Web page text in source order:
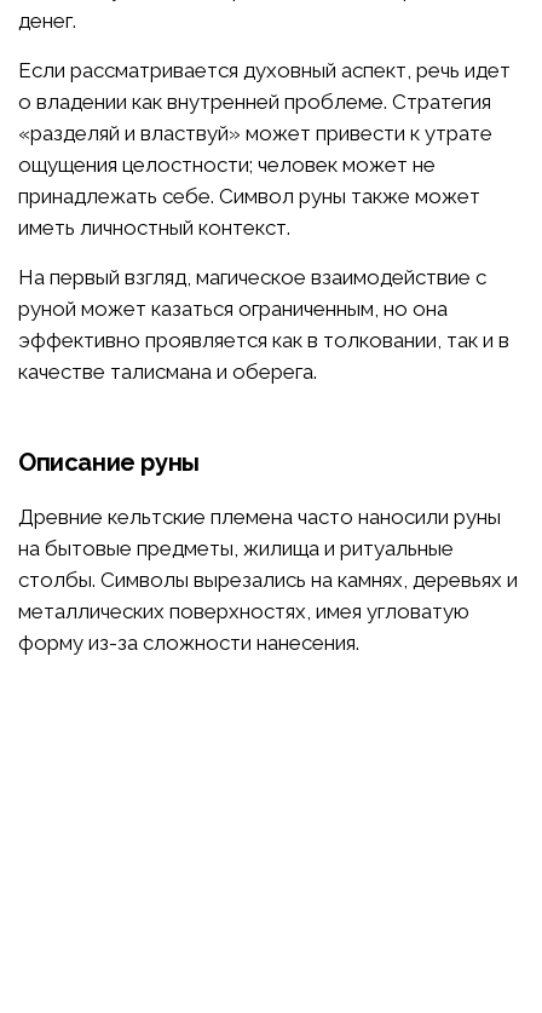
денег.
Если рассматривается духовный аспект, речь идет
о владении как внутренней проблеме. Стратегия
«разделяй и властвуй» может привести к утрате
ощущения целостности; человек может не
принадлежать себе. Символ руны также может
иметь личностный контекст.
На первый взгляд, магическое взаимодействие с
руной может казаться ограниченным, но она
эффективно проявляется как в толковании, так и в
качестве талисмана и оберега.
Описание руны
Древние кельтские племена часто наносили руны
на бытовые предметы, жилища и ритуальные
столбы. Символы вырезались на камнях, деревьях и
металлических поверхностях, имея угловатую
форму из-за сложности нанесения.